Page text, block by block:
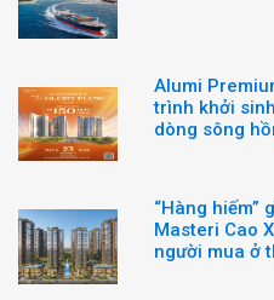
Alumi
trình khởi
dòng sông
“Hàng hiếm”
Masteri Cao
người mua ở